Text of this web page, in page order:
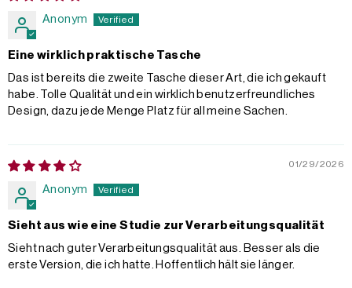
Anonym
Eine wirklich praktische Tasche
Das ist bereits die zweite Tasche dieser Art, die ich gekauft
habe. Tolle Qualität und ein wirklich benutzerfreundliches
Design, dazu jede Menge Platz für all meine Sachen.
01/29/2026
Anonym
Sieht aus wie eine Studie zur Verarbeitungsqualität
Sieht nach guter Verarbeitungsqualität aus. Besser als die
erste Version, die ich hatte. Hoffentlich hält sie länger.